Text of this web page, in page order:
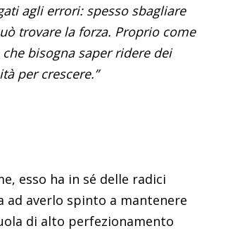
agli errori: spesso sbagliare
trovare la forza. Proprio come
bisogna saper ridere dei
per crescere.”
esso ha in sé delle radici
ad averlo spinto a mantenere
di alto perfezionamento